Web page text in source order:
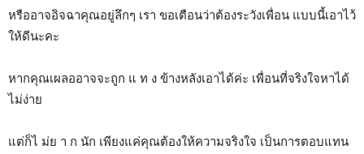
หรืออาจอิจฉาคุณอยู่ลึกๆ เรา ขอเตือนว่าต้องระวังเพื่อน แบบนี้เอาไว้
ให้ดีนะคะ
หากคุณเผลออาจจะถูก แ ท ง ข้างหลังเอาได้ค่ะ เพื่อนที่จริงใจหาได้
ไม่ง่าย
แต่ก็ไ ม่ย า ก นัก เพียงแค่คุณต้องให้ความจริงใจ เป็นการตอบแทน